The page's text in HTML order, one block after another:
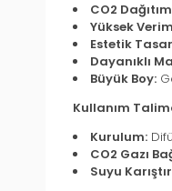
CO2
Yüksek
Estetik
Dayanıklı
Büyük Boy:
Kullanım
Kurulum:
CO2 Gazı
Suyu